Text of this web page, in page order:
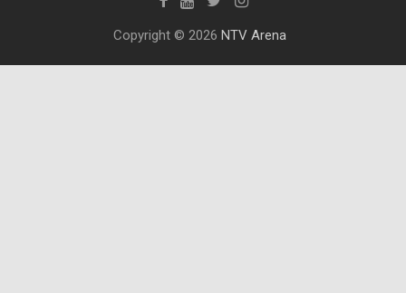
Copyright © 2026 NTV Arena